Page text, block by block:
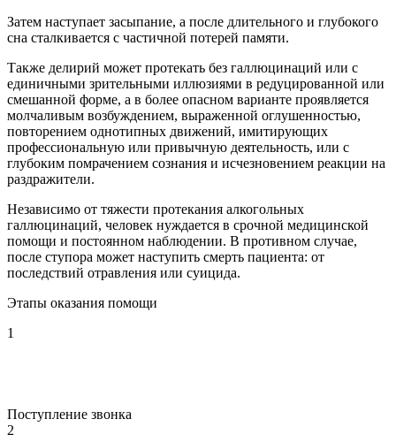
Затем наступает засыпание, а после длительного и глубокого
сна сталкивается с частичной потерей памяти.
Также делирий может протекать без галлюцинаций или с
единичными зрительными иллюзиями в редуцированной или
смешанной форме, а в более опасном варианте проявляется
молчаливым возбуждением, выраженной оглушенностью,
повторением однотипных движений, имитирующих
профессиональную или привычную деятельность, или с
глубоким помрачением сознания и исчезновением реакции на
раздражители.
Независимо от тяжести протекания алкогольных
галлюцинаций, человек нуждается в срочной медицинской
помощи и постоянном наблюдении. В противном случае,
после ступора может наступить смерть пациента: от
последствий отравления или суицида.
Этапы оказания помощи
1
Поступление звонка
2